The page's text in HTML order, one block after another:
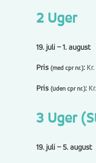
2 Uger
19. juli – 1. august
Pris (med cpr nr.):
Pris (uden cpr nr.):
3 Uger
19. juli – 5. august